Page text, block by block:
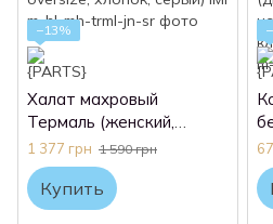
−13%
Халат махровый
Термаль (женский,
oversize, хлопок, серый)
IMI
1 377 грн 1 590 грн
Купить